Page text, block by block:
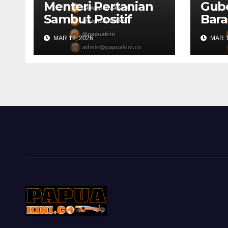
Menteri Pertanian
Sambut Positif
Rencana
Pencetakah Sawah
dan Ladang di
MAR 12, 2026 MAR